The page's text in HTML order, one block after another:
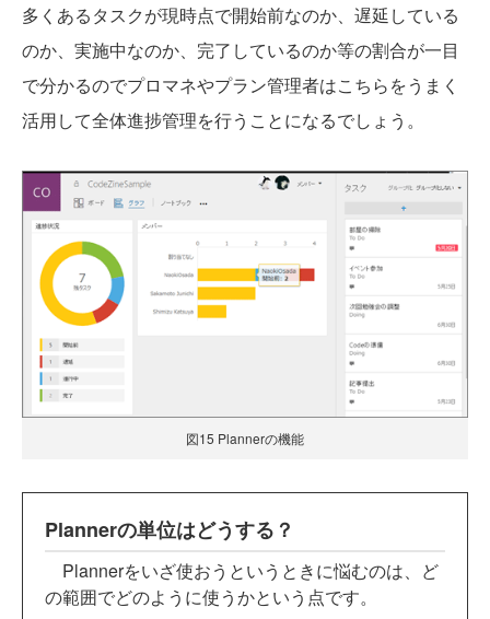
多くあるタスクが現時点で開始前なのか、遅延している
のか、実施中なのか、完了しているのか等の割合が一目
で分かるのでプロマネやプラン管理者はこちらをうまく
活用して全体進捗管理を行うことになるでしょう。
図15 Plannerの機能
Plannerの単位はどうする？
Plannerをいざ使おうというときに悩むのは、ど
の範囲でどのように使うかという点です。